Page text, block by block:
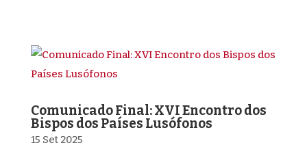
Comunicado Final: XVI Encontro dos
Bispos dos Países Lusófonos
15 Set 2025